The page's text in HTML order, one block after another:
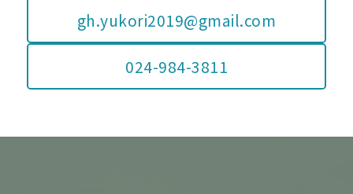
gh.yukori2019@gmail.com
024-984-3811